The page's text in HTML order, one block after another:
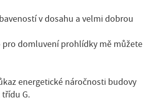
v dosahu a velmi dobrou
pro domluvení prohlídky mě můžete
energetické náročnosti budovy
G.